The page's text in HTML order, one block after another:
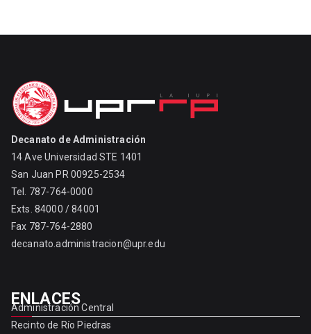
Decanato de Administración
14 Ave Universidad STE 1401
San Juan PR 00925-2534
Tel. 787-764-0000
Exts. 84000 / 84001
Fax 787-764-2880
decanato.administracion@upr.edu
ENLACES
Administración Central
Recinto de Río Piedras